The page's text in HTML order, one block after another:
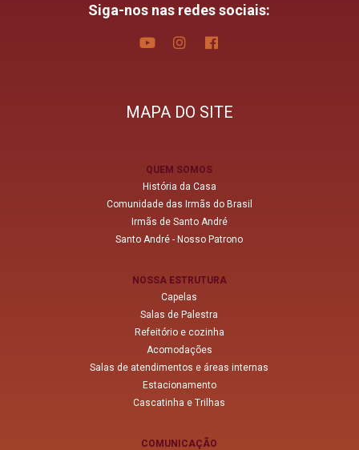
Siga-nos nas redes sociais:
MAPA DO SITE
QUEM SOMOS
História da Casa
Comunidade das Irmãs do Brasil
Irmãs de Santo André
Santo André - Nosso Patrono
NOSSA ESTRUTURA
Capelas
Salas de Palestra
Refeitório e cozinha
Acomodações
Salas de atendimentos e áreas internas
Estacionamento
Cascatinha e Trilhas
COMUNICAÇÃO